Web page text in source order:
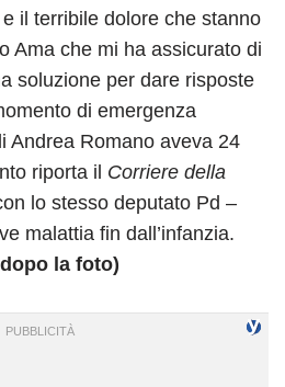
il terribile dolore che stanno
Ama che mi ha assicurato di
soluzione per dare risposte
di emergenza
Andrea Romano aveva 24
riporta il Corriere della
lo stesso deputato Pd –
malattia fin dall’infanzia.
la foto)